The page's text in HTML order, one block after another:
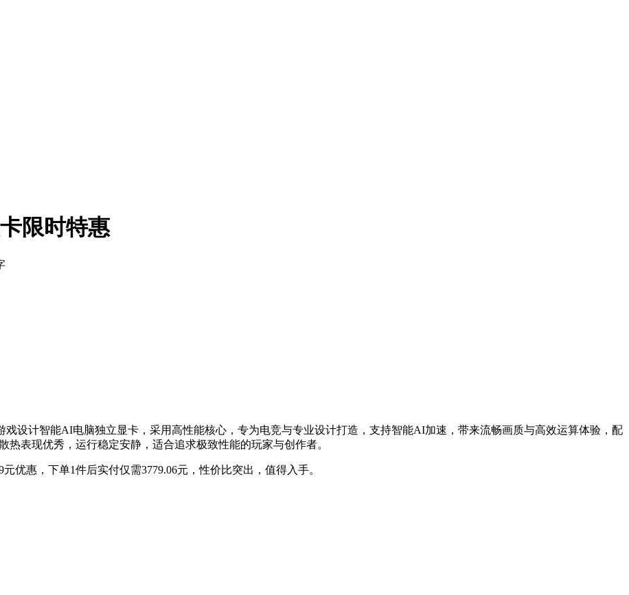
限时特惠
戏设计智能AI电脑独立显卡，采用高性能核心，专为电竞与专业设计打造，支持智能AI加速，带来流畅画质与高效运算体验，配
表现优秀，运行稳定安静，适合追求极致性能的玩家与创作者。
优惠，下单1件后实付仅需3779.06元，性价比突出，值得入手。